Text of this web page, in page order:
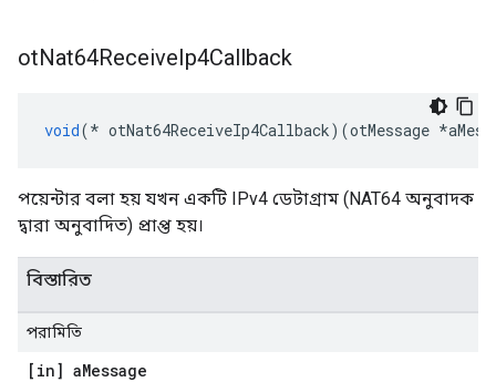
otNat64ReceiveIp4Callback
void(* otNat64ReceiveIp4Callback)(otMessage *
পয়েন্টার বলা হয় যখন একটি IPv4 ডেটাগ্রাম (NAT64 অনুবাদক
দ্বারা অনুবাদিত) প্রাপ্ত হয়।
বিস্তারিত
পরামিতি
[in] aMessage